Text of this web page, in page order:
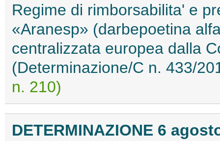
Regime di rimborsabilita' e
«Aranesp» (darbepoetina
centralizzata europea dalla
(Determinazione/C n. 433/
n. 210)
DETERMINAZIONE 6